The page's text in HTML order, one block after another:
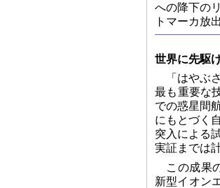
への降下の
トマーカ放
世界に先駆
「はやぶ
最も重要な
での惑星間
にもとづく
突入による
実証までは
この成果
新型イオン